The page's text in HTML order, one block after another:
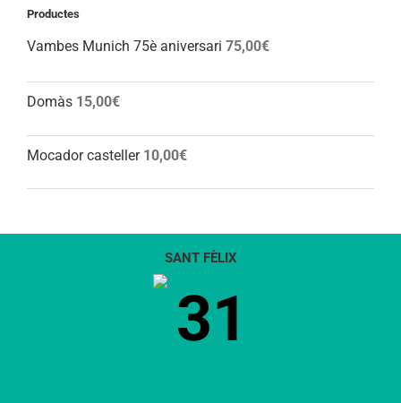
Productes
Vambes Munich 75è aniversari 75,00€
Domàs 15,00€
Mocador casteller 10,00€
SANT FÈLIX
31